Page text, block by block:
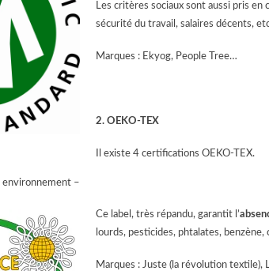
Les critères sociaux sont aussi pris
sécurité du travail, salaires décents,
Marques : Ekyog, People Tree…
2. OEKO-TEX
Il existe 4 certifications OEKO-TEX.
environnement –
Ce label, très répandu, garantit l’
lourds, pesticides, phtalates,
Marques : Juste (la révolution textile),